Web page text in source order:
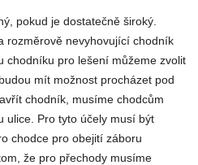
pokud je dostatečně široký.
rozměrově nevyhovující chodník
chodníku pro lešení můžeme zvolit
mít možnost procházet pod
chodník, musíme chodcům
ulice. Pro tyto účely musí být
chodce pro obejití záboru
že pro přechody musíme